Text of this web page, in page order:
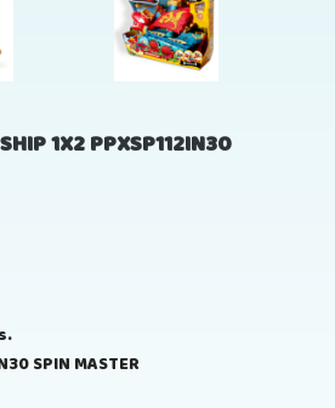
1X2 PPXSP112IN30
SPIN MASTER